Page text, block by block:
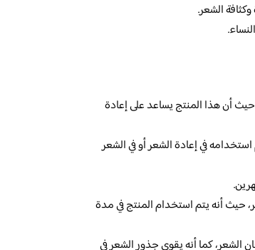
الشعر.
أن هذا المنتج يساعد على إعادة
في إعادة الشعر أو في الشعر
حيث أنه يتم استخدام المنتج في مدة
الشعر، كما أنه يقوي جذور الشعر في